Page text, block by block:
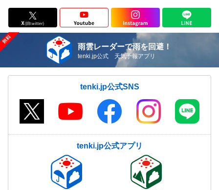
雨雲レーダーで雨を回避！
tenki.jp公式 天気予報アプリ
tenki.jp公式SNS
tenki.jp公式アプリ